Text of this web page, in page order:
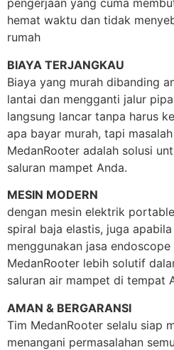
pengerjaan yang cuma
hemat waktu dan tidak
rumah
BIAYA TERJANGKAU
Biaya yang murah dibanding
lantai dan mengganti jalur
langsung lancar tanpa harus
apa bayar murah, tapi
MedanRooter adalah solusi
saluran mampet Anda.
MESIN MODERN
dengan mesin elektrik
spiral baja elastis, juga
menggunakan jasa
MedanRooter lebih solutif
saluran air mampet di tempat
AMAN & BERGARANSI
Tim MedanRooter selalu siap
menangani permasalahan